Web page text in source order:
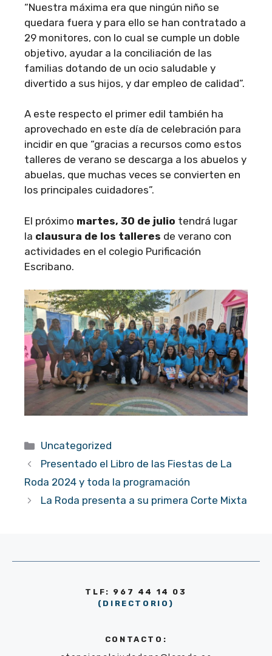
“Nuestra máxima era que ningún niño se
quedara fuera y para ello se han contratado a
29 monitores, con lo cual se cumple un doble
objetivo, ayudar a la conciliación de las
familias dotando de un ocio saludable y
divertido a sus hijos, y dar empleo de calidad”.
A este respecto el primer edil también ha
aprovechado en este día de celebración para
incidir en que “gracias a recursos como estos
talleres de verano se descarga a los abuelos y
abuelas, que muchas veces se convierten en
los principales cuidadores”.
El próximo martes, 30 de julio tendrá lugar
la clausura de los talleres de verano con
actividades en el colegio Purificación
Escribano.
Categorías
Uncategorized
Presentado el Libro de las Fiestas de La
Roda 2024 y toda la programación
La Roda presenta a su primera Corte Mixta
TLF: 967 44 14 03
(DIRECTORIO)
CONTACTO: